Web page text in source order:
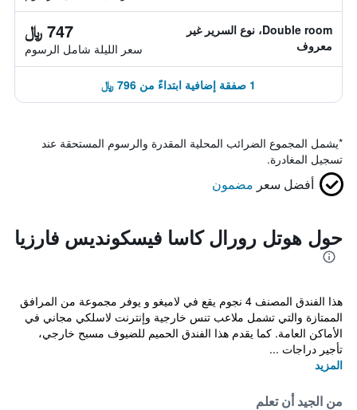
Double room، نوع السرير غير
معروف
747 ﷼
سعر الليلة شامل الرسوم
1 صفقة إضافية ابتداءً من 796 ﷼
*يشمل المجموع الضرائب المحلية المقدرة والرسوم المستحقة عند
تسجيل المغادرة.
أفضل سعر مضمون
حول هوتل رورال كاسا فيسكونديس فارزيا
هذا الفندق المصنف 4 نجوم يقع في لاميغو و يوفر مجموعة من المرافق
الممتازة والتي تشمل ملاعب تنس خارجية وإنترنت لاسلكي مجاني في
الأماكن العامة. كما يقدم هذا الفندق الحميم للضيوف مسبح خارجي،
تأجير دراجات ...
المزيد
من الجيد أن تعلم